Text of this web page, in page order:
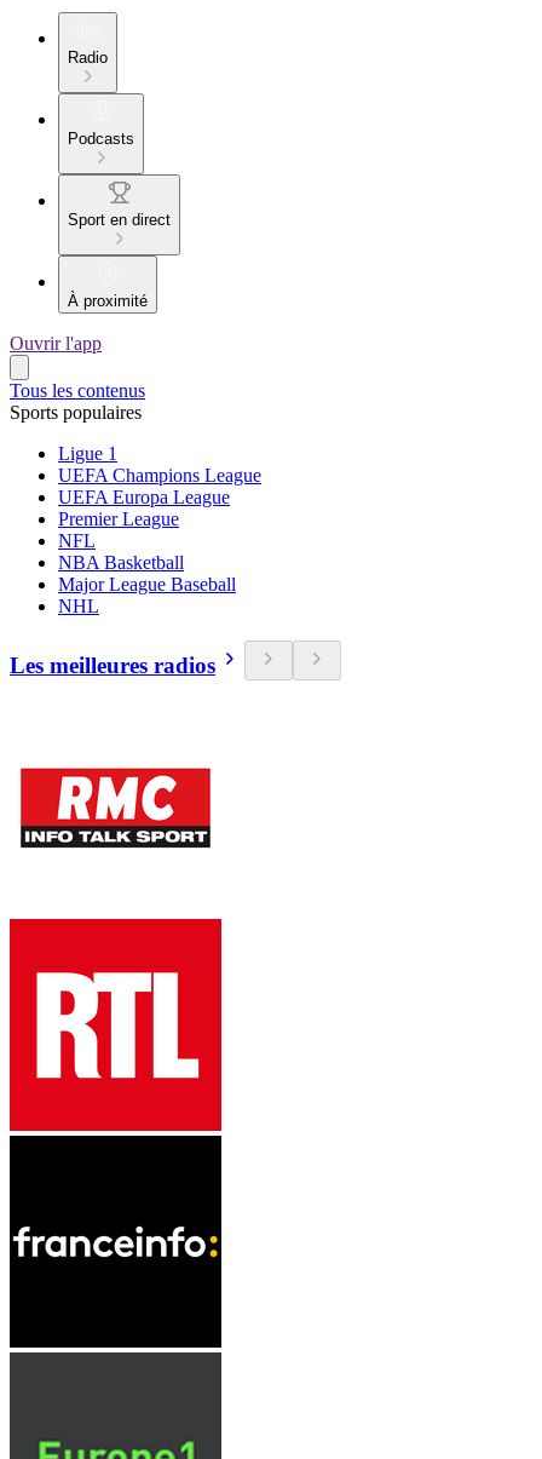
Radio
Podcasts
Sport en direct
À proximité
Ouvrir l'app
Tous les contenus
Sports populaires
Ligue 1
UEFA Champions League
UEFA Europa League
Premier League
NFL
NBA Basketball
Major League Baseball
NHL
Les meilleures radios